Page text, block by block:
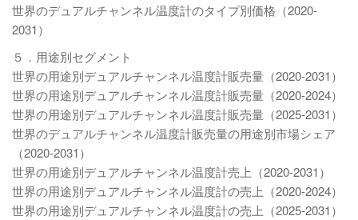
世界のデュアルチャンネル温度計のタイプ別価格（2020-
2031）
５．用途別セグメント
世界の用途別デュアルチャンネル温度計販売量（2020-2031）
世界の用途別デュアルチャンネル温度計販売量（2020-2024）
世界の用途別デュアルチャンネル温度計販売量（2025-2031）
世界のデュアルチャンネル温度計販売量の用途別市場シェア
（2020-2031）
世界の用途別デュアルチャンネル温度計売上（2020-2031）
世界の用途別デュアルチャンネル温度計の売上（2020-2024）
世界の用途別デュアルチャンネル温度計の売上（2025-2031）